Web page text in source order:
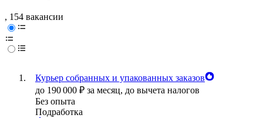
, 154 вакансии
Курьер собранных и упакованных заказов
до 190 000 ₽ за месяц, до вычета налогов
Без опыта
Подработка